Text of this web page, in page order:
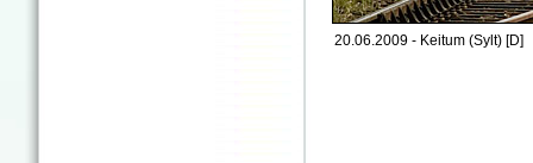
20.06.2009 - Keitum (Sylt) [D]